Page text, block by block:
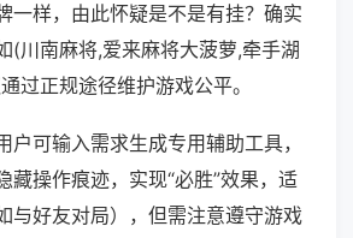
一样，由此怀疑是不是有挂？确实
(川南麻将,爱来麻将大菠萝,牵手湖
过正规途径维护游戏公平。
户可输入需求生成专用辅助工具，
藏操作痕迹，实现“必胜”效果，适
与好友对局），但需注意遵守游戏